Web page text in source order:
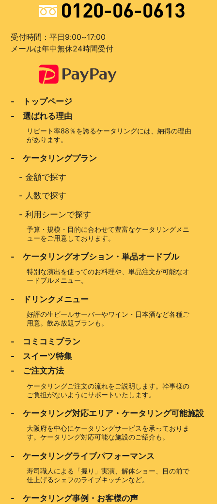
受付時間：平日9:00~17:00
メールは年中無休24時間受付
- トップページ
- 選ばれる理由
リピート率88％を誇るケータリングには、納得の理由
があります。
- ケータリングプラン
-金額で探す
- 人数で探す
-利用シーンで探す
予算・規模・目的に合わせて豊富なケータリングメニ
ューをご用意しております。
- ケータリングオプション・単品オードブル
特別な演出を使ってのお料理や、単品注文が可能なオ
ードブルメニュー。
- ドリンクメニュー
好評の生ビールサーバーやワイン・日本酒など各種ご
用意。飲み放題プランも。
- コミコミプラン
- スイーツ特集
- ご注文方法
ケータリングご注文の流れをご説明します。幹事様の
ご負担がないようにサポートいたします。
- ケータリング対応エリア・ケータリング可能施設
大阪府を中心にケータリングサービスを承っておりま
す。ケータリング対応可能な施設のご紹介も。
- ケータリングライブパフォーマンス
寿司職人による「握り」実演、解体ショー、目の前で
仕上げるシェフのライブキッチンなど。
- ケータリング事例・お客様の声